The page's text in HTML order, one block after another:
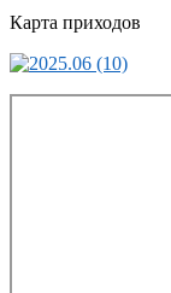
Карта приходов